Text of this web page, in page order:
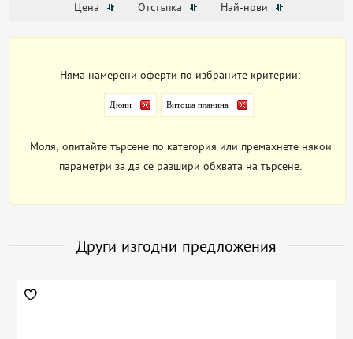
Цена Отстъпка Най-нови
Няма намерени оферти по избраните критерии:
Дюни Витоша планина
Моля, опитайте търсене по категория или премахнете някои
параметри за да се разшири обхвата на търсене.
Други изгодни предложения